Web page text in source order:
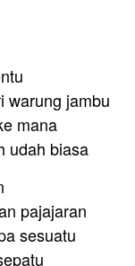
warung jambu
mana
udah biasa
pajajaran
sesuatu